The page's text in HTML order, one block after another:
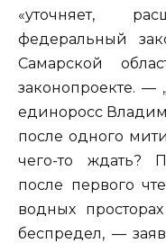
«уточняет,
федеральный
Самарской
законопроекте. —
единоросс
после одного
чего-то ждать?
после первого
водных
беспредел, —